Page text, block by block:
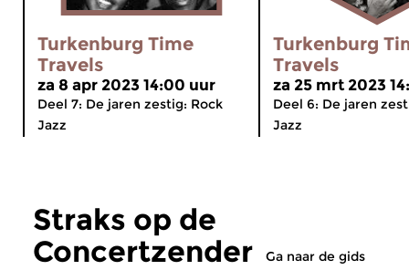
Turkenburg Time
Travels
za 8 apr 2023 14:00 uur
Deel 7: De jaren zestig: Rock
Jazz
Turkenburg
Travels
za 25 mrt 2023
Deel 6: De jaren
Jazz
Straks op de
Concertzender
Ga naar de gids